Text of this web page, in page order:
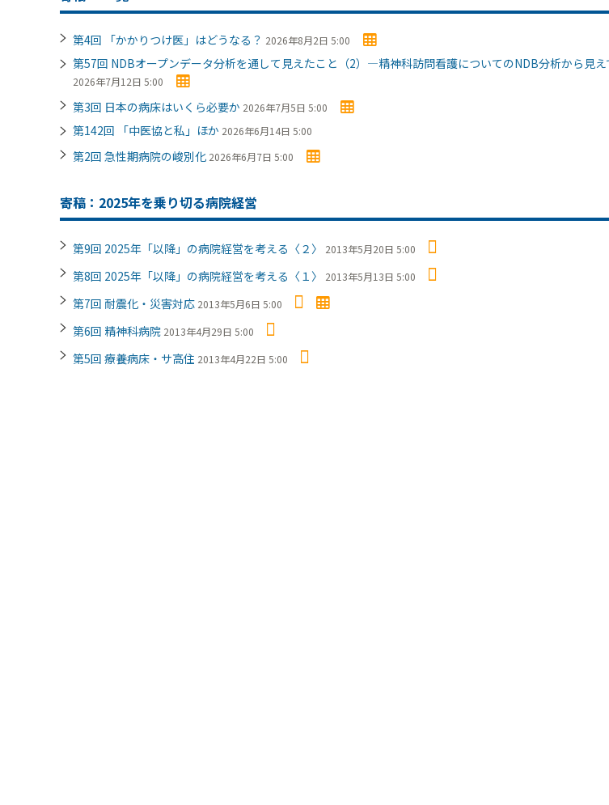
第4回 「かかりつけ医」はどうなる？ 2026年8月2日 5:00
第57回 NDBオープンデータ分析を通して見えたこと（2）―精神科訪問看護についてのNDB分析から見
2026年7月12日 5:00
第3回 日本の病床はいくら必要か 2026年7月5日 5:00
第142回 「中医協と私」ほか 2026年6月14日 5:00
第2回 急性期病院の峻別化 2026年6月7日 5:00
寄稿：2025年を乗り切る病院経営
第9回 2025年「以降」の病院経営を考える〈２〉 2013年5月20日 5:00
第8回 2025年「以降」の病院経営を考える〈１〉 2013年5月13日 5:00
第7回 耐震化・災害対応 2013年5月6日 5:00
第6回 精神科病院 2013年4月29日 5:00
第5回 療養病床・サ高住 2013年4月22日 5:00